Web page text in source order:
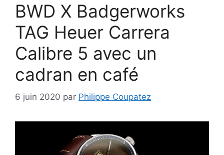
BWD X Badgerworks
TAG Heuer Carrera
Calibre 5 avec un
cadran en café
6 juin 2020 par Philippe Coupatez